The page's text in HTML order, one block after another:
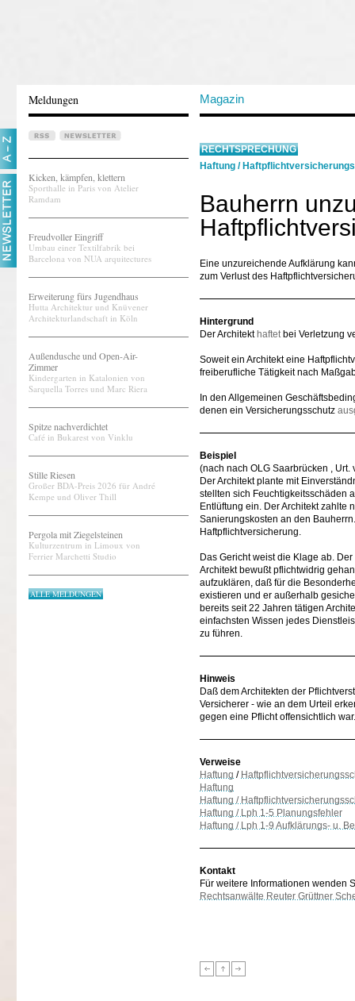
Meldungen Magazin
Kicken, kämpfen, klettern
Sporthalle in Paris von Atelier
Ramdam
Freudvoller Eingriff
Umbau einer Textilfabrik bei
Barcelona von NUA arquitectures
Erweiterung fürs Jugendhaus
Hutta Architektur und Knüvener
Architekturlandschaft in Köln
Außendusche und Open-Air-
Zimmer
Kindergarten in Katalonien von
Sarquella Torres und Marc Riera
Spitze nachverdichtet
Café in Bukarest von Vinklu
Stille Riesen
Großer BDA-Preis 2026 für André
Kempe und Oliver Thill
Pergola mit Ziegelsteinen
Kulturzentrum in Limoux von
Ferrier Marchetti Studio
ALLE MELDUNGEN
RECHTSPRECHUNG
Haftung /
Bauherrn
Eine unzureichende Aufklärung
zum Verlust des
Hintergrund
Der Architekt haftetbei Verletzung
Soweit ein Architekt eine
freiberufliche Tätigkeit nach
In den Allgemeinen
denen ein Versicherungsschutz
Beispiel
(nach nach OLG Saarbrücken ,
Der Architekt plante mit
stellten sich Feuchtigkeitsschäden
Entlüftung ein. Der Architekt zahlte
Sanierungskosten an den
Haftpflichtversicherung.
Das Gericht weist die Klage ab.
Architekt bewußt pflichtwidrig
aufzuklären, daß für die
existieren und er außerhalb
bereits seit 22 Jahren tätigen
einfachsten Wissen jedes
zu führen.
Hinweis
Daß dem Architekten der
Versicherer - wie an dem Urteil
gegen eine Pflicht offensichtlich war.
Verweise
Haftung /
Haftung
Haftung /
Haftung / Lph 1-5 Planungsfehler
Haftung / Lph 1-9 Aufklärungs- u.
Kontakt
Für weitere Informationen wenden
Rechtsanwälte Reuter Grüttner